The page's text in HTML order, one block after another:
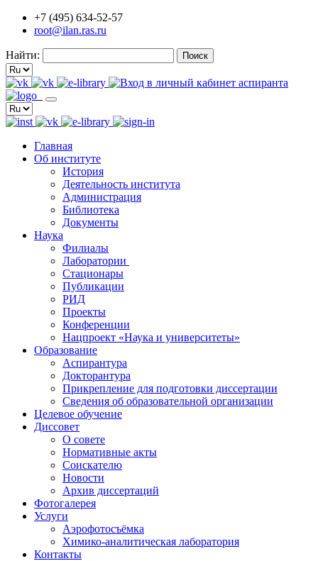
+7 (495) 634-52-57
root@ilan.ras.ru
Найти:
Главная
Об институте
История
Деятельность института
Администрация
Библиотека
Документы
Наука
Филиалы
Лаборатории
Стационары
Публикации
РИД
Проекты
Конференции
Нацпроект «Наука и университеты»
Образование
Аспирантура
Докторантура
Прикрепление для подготовки диссертации
Сведения об образовательной организации
Целевое обучение
Диссовет
О совете
Нормативные акты
Соискателю
Новости
Архив диссертаций
Фотогалерея
Услуги
Аэрофотосъёмка
Химико-аналитическая лаборатория
Контакты